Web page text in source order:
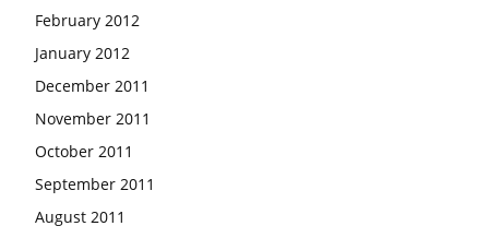
February 2012
January 2012
December 2011
November 2011
October 2011
September 2011
August 2011